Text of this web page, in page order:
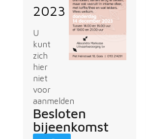
2023
U
kunt
zich
hier
niet
voor
aanmelden
Besloten
bijeenkomst